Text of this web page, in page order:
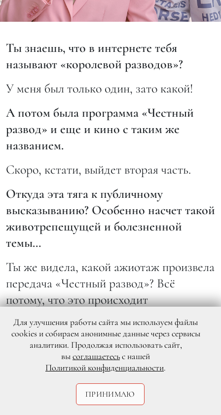
Ты знаешь, что в интернете тебя
называют «королевой разводов»?
У меня был только один, зато какой!
А потом была программа «Честный
развод» и еще и кино с таким же
названием.
Скоро, кстати, выйдет вторая часть.
Откуда эта тяга к публичному
высказыванию? Особенно насчет такой
животрепещущей и болезненной
темы…
Ты же видела, какой ажиотаж произвела
передача «Честный развод»? Всё
потому, что это происходит
повсеместно, и я считаю, что об этой
проблеме нужно говорить. Когда ты о
ней говоришь, то тебе и самой легче
становится. Не вижу смысла об этом
Это способ не только пережить
Для улучшения работы сайта мы используем файлы
cookies и собираем анонимные данные через сервисы
аналитики. Продолжая использовать сайт,
высоглашаетесьс нашей
Политикой конфиденциальности.
ПРИНИМАЮ